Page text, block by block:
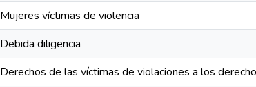
Mujeres víctimas de violencia
Debida diligencia
Derechos de las víctimas de violaciones a los